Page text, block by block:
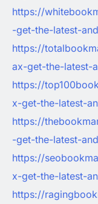
https://
-get-the-latest-
https://
ax-get-the-latest-
https://
x-get-the-latest-
https://
-get-the-latest-
https://
x-get-the-latest-
https://